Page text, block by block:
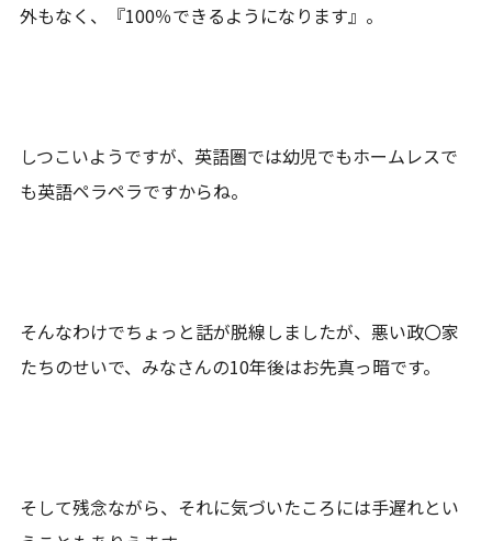
外もなく、『100％できるようになります』。
しつこいようですが、英語圏では幼児でもホームレスで
も英語ペラペラですからね。
そんなわけでちょっと話が脱線しましたが、悪い政〇家
たちのせいで、みなさんの10年後はお先真っ暗です。
そして残念ながら、それに気づいたころには手遅れとい